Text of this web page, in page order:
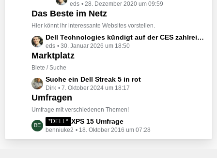
ä
g
e
B
t
ä
g
e
e
t
z
t
e
B
e
t
r
ä
g
e
eds 28. Dezember 2020 um 09:59
Das Beste im Netz
Hier könnt ihr interessante Websites vorstellen.
L
e
t
z
e
B
t
Dell Technologies kündigt auf der CES zahlreiche Alienware-Neuheiten an
eds 30. Januar 2026 um 18:50
Marktplatz
Biete / Suche
L
e
t
z
e
Suche ein Dell Streak 5 in rot
Dirk 7. Oktober 2024 um 18:17
Umfragen
Umfrage mit verschiedenen Themen!
L
e
t
*DELL* XPS 15 Umfrage
benniuke2 18. Oktober 2016 um 07:28